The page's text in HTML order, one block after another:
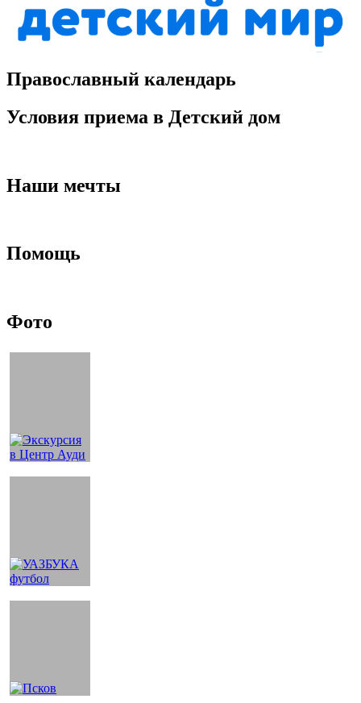
Православный календарь
Условия приема в Детский дом
Наши мечты
Помощь
Фото